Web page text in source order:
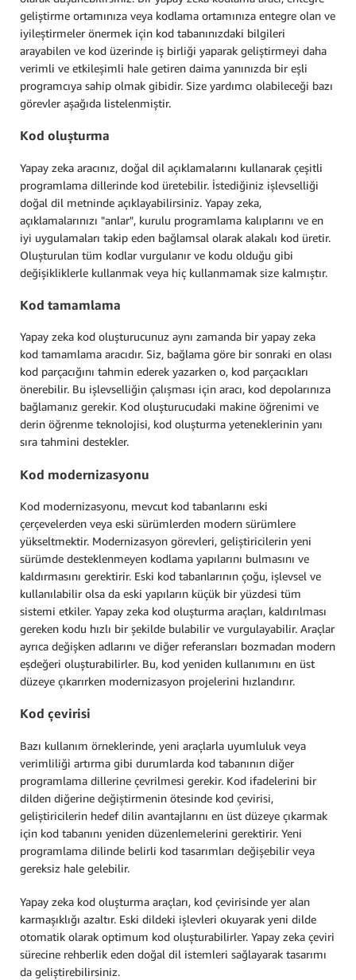
geliştirme ortamınıza veya kodlama ortamınıza entegre olan ve
iyileştirmeler önermek için kod tabanınızdaki bilgileri
arayabilen ve kod üzerinde iş birliği yaparak geliştirmeyi daha
verimli ve etkileşimli hale getiren daima yanınızda bir eşli
programcıya sahip olmak gibidir. Size yardımcı olabileceği bazı
görevler aşağıda listelenmiştir.
Kod oluşturma
Yapay zeka aracınız, doğal dil açıklamalarını kullanarak çeşitli
programlama dillerinde kod üretebilir. İstediğiniz işlevselliği
doğal dil metninde açıklayabilirsiniz. Yapay zeka,
açıklamalarınızı "anlar", kurulu programlama kalıplarını ve en
iyi uygulamaları takip eden bağlamsal olarak alakalı kod üretir.
Oluşturulan tüm kodlar vurgulanır ve kodu olduğu gibi
değişikliklerle kullanmak veya hiç kullanmamak size kalmıştır.
Kod tamamlama
Yapay zeka kod oluşturucunuz aynı zamanda bir yapay zeka
kod tamamlama aracıdır. Siz, bağlama göre bir sonraki en olası
kod parçacığını tahmin ederek yazarken o, kod parçacıkları
önerebilir. Bu işlevselliğin çalışması için aracı, kod depolarınıza
bağlamanız gerekir. Kod oluşturucudaki makine öğrenimi ve
derin öğrenme teknolojisi, kod oluşturma yeteneklerinin yanı
sıra tahmini destekler.
Kod modernizasyonu
Kod modernizasyonu, mevcut kod tabanlarını eski
çerçevelerden veya eski sürümlerden modern sürümlere
yükseltmektir. Modernizasyon görevleri, geliştiricilerin yeni
sürümde desteklenmeyen kodlama yapılarını bulmasını ve
kaldırmasını gerektirir. Eski kod tabanlarının çoğu, işlevsel ve
kullanılabilir olsa da eski yapıların küçük bir yüzdesi tüm
sistemi etkiler. Yapay zeka kod oluşturma araçları, kaldırılması
gereken kodu hızlı bir şekilde bulabilir ve vurgulayabilir. Araçlar
ayrıca değişken adlarını ve diğer referansları bozmadan modern
eşdeğeri oluşturabilirler. Bu, kod yeniden kullanımını en üst
düzeye çıkarırken modernizasyon projelerini hızlandırır.
Kod çevirisi
Bazı kullanım örneklerinde, yeni araçlarla uyumluluk veya
verimliliği artırma gibi durumlarda kod tabanının diğer
programlama dillerine çevrilmesi gerekir. Kod ifadelerini bir
dilden diğerine değiştirmenin ötesinde kod çevirisi,
geliştiricilerin hedef dilin avantajlarını en üst düzeye çıkarmak
için kod tabanını yeniden düzenlemelerini gerektirir. Yeni
programlama dilinde belirli kod tasarımları değişebilir veya
gereksiz hale gelebilir.
Yapay zeka kod oluşturma araçları, kod çevirisinde yer alan
karmaşıklığı azaltır. Eski dildeki işlevleri okuyarak yeni dilde
otomatik olarak optimum kod oluşturabilirler. Yapay zeka çeviri
sürecine rehberlik eden doğal dil istemleri sağlayarak tasarımı
da geliştirebilirsiniz.